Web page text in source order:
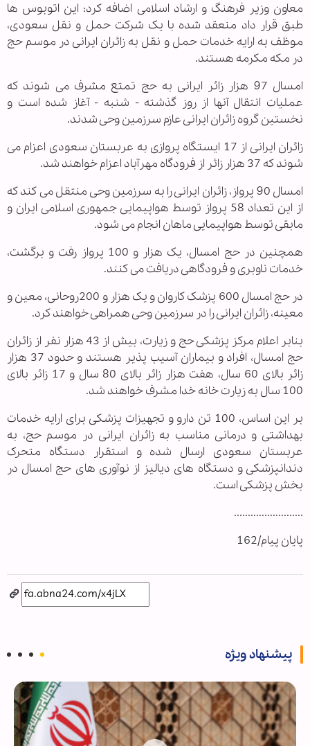
معاون وزیر فرهنگ و ارشاد اسلامی اضافه کرد: این اتوبوس ها
طبق قرار داد منعقد شده با یک شرکت حمل و نقل سعودی،
موظف به ارایه خدمات حمل و نقل به زائران ایرانی در موسم حج
در مکه مکرمه هستند.
امسال 97 هزار زائر ایرانی به حج تمتع مشرف می شوند که
عملیات انتقال آنها از روز گذشته - شنبه - آغاز شده است و
نخستین گروه زائران ایرانی عازم سرزمین وحی شدند.
زائران ایرانی از 17 ایستگاه پروازی به عربستان سعودی اعزام می
شوند که 37 هزار زائر از فرودگاه مهرآباد اعزام خواهند شد.
امسال 90 پرواز، زائران ایرانی را به سرزمین وحی منتقل می کند که
از این تعداد 58 پرواز توسط هواپیمایی جمهوری اسلامی ایران و
مابقی توسط هواپیمایی ماهان انجام می شود.
همچنین در حج امسال، یک هزار و 100 پرواز رفت و برگشت،
خدمات ناوبری و فرودگاهی دریافت می کنند.
در حج امسال 600 پزشک کاروان و یک هزار و 200روحانی، معین و
معینه، زائران ایرانی را در سرزمین وحی همراهی خواهند کرد.
بنابر اعلام مرکز پزشکی حج و زیارت، بیش از 43 هزار نفر از زائران
حج امسال، افراد و بیماران آسیب پذیر هستند و حدود 37 هزار
زائر بالای 60 سال، هفت هزار زائر بالای 80 سال و 17 زائر بالای
100 سال به زیارت خانه خدا مشرف خواهند شد.
بر این اساس، 100 تن دارو و تجهیزات پزشکی برای ارایه خدمات
بهداشتی و درمانی مناسب به زائران ایرانی در موسم حج، به
عربستان سعودی ارسال شده و استقرار دستگاه متحرک
دندانپزشکی و دستگاه های دیالیز از نوآوری های حج امسال در
بخش پزشکی است.
.........................
پایان پیام/162
پیشنهاد ویژه